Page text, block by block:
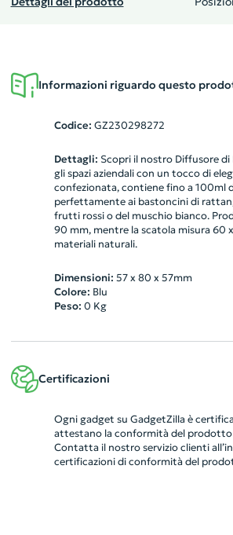
Informazioni riguardo questo
Codice: GZ230298272
Dettagli: Scopri il nostro Diffusore
gli spazi aziendali con un tocco di
confezionata, contiene fino a 100ml
perfettamente ai bastoncini di
frutti rossi o del muschio bianco.
90 mm, mentre la scatola misura 60
materiali naturali.
Dimensioni: 57 x 80 x 57mm
Colore: Blu
Peso: 0 Kg
Certificazioni
Ogni gadget su GadgetZilla è
attestano la conformità del prodotto
Contatta il nostro servizio clienti
certificazioni di conformità del